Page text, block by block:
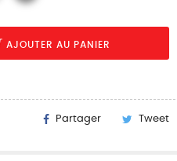
AJOUTER AU PANIER
Partager Tweet